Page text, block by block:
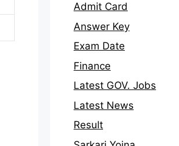
Admit Card
Answer Key
Exam Date
Finance
Latest GOV. Jobs
Latest News
Result